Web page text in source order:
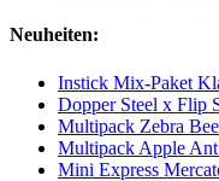
Neuheiten:
Instick Mix-Paket
Dopper Steel x Flip
Multipack Zebra
Multipack Apple
Mini Express